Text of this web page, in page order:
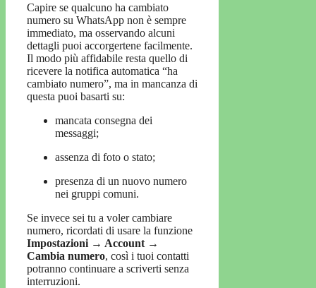
Capire se qualcuno ha cambiato
numero su WhatsApp non è sempre
immediato, ma osservando alcuni
dettagli puoi accorgertene facilmente.
Il modo più affidabile resta quello di
ricevere la notifica automatica “ha
cambiato numero”, ma in mancanza di
questa puoi basarti su:
mancata consegna dei
messaggi;
assenza di foto o stato;
presenza di un nuovo numero
nei gruppi comuni.
Se invece sei tu a voler cambiare
numero, ricordati di usare la funzione
Impostazioni → Account →
Cambia numero, così i tuoi contatti
potranno continuare a scriverti senza
interruzioni.